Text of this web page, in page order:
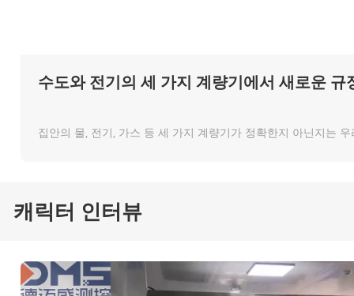
수도와 전기의 세 가지 계량기에서 새로운 규
캐릭터 인터뷰